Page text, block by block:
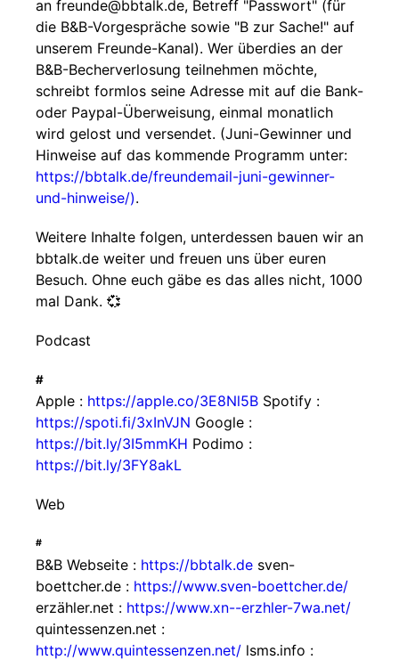
an freunde@bbtalk.de, Betreff "Passwort" (für
die B&B-Vorgespräche sowie "B zur Sache!" auf
unserem Freunde-Kanal). Wer überdies an der
B&B-Becherverlosung teilnehmen möchte,
schreibt formlos seine Adresse mit auf die Bank-
oder Paypal-Überweisung, einmal monatlich
wird gelost und versendet. (Juni-Gewinner und
Hinweise auf das kommende Programm unter:
https://bbtalk.de/freundemail-juni-gewinner-
und-hinweise/).
Weitere Inhalte folgen, unterdessen bauen wir an
bbtalk.de weiter und freuen uns über euren
Besuch. Ohne euch gäbe es das alles nicht, 1000
mal Dank. 💞
Podcast
#
Apple : https://apple.co/3E8Nl5B Spotify :
https://spoti.fi/3xInVJN Google :
https://bit.ly/3I5mmKH Podimo :
https://bit.ly/3FY8akL
Web
#
B&B Webseite : https://bbtalk.de sven-
boettcher.de : https://www.sven-boettcher.de/
erzähler.net : https://www.xn--erzhler-7wa.net/
quintessenzen.net :
http://www.quintessenzen.net/ lsms.info :